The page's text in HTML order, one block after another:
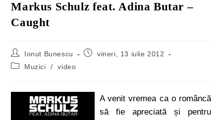
Markus Schulz feat. Adina Butar –
Caught
Ionut Bunescu
vineri, 13 iulie 2012
Muzici
/ video
A venit vremea ca o româncă
să fie apreciată și pentru